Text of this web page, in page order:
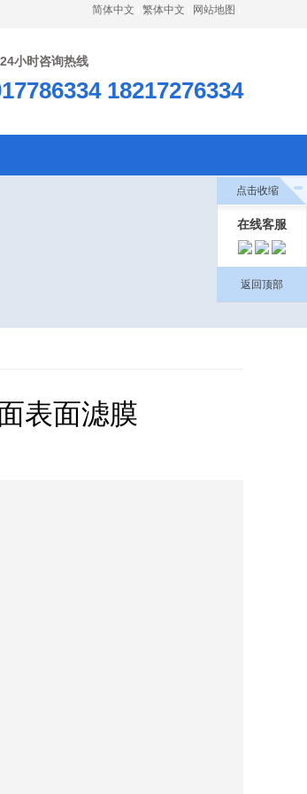
简体中文 繁体中文 网站地图
24小时咨询热线
18217276334
表面滤膜
点击收缩
在线客服
返回顶部